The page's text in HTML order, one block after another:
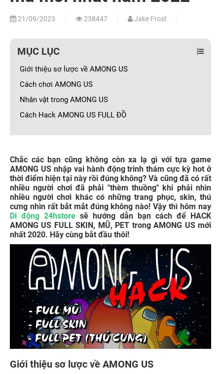
21/09/2023 238447 Jake Frost
MỤC LỤC
Giới thiệu sơ lược về AMONG US
Cách chơi AMONG US
Nhân vật trong AMONG US
Cách Hack AMONG US FULL ĐỒ
Chắc các bạn cũng không còn xa lạ gì với tựa game
AMONG US nhập vai hành động trinh thám cực kỳ hot ở
thời điểm hiện tại này rồi đúng không? Và cũng đã có rất
nhiều người chơi đã phải "thèm thuồng" khi phải nhìn
nhiều người chơi khác có những trang phục, skin, thú
cưng nhìn rất bắt mắt đúng không nào! Vậy thì hôm nay
Di động 24hstore sẽ hướng dẫn bạn cách để HACK
AMONG US FULL SKIN, MŨ, PET trong AMONG US mới
nhất 2020. Hãy cùng bắt đầu thôi!
Giới thiệu sơ lược về AMONG US